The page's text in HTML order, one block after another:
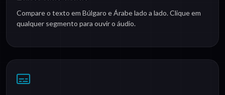
Compare o texto em Búlgaro e Árabe lado a lado. Clique em
qualquer segmento para ouvir o áudio.